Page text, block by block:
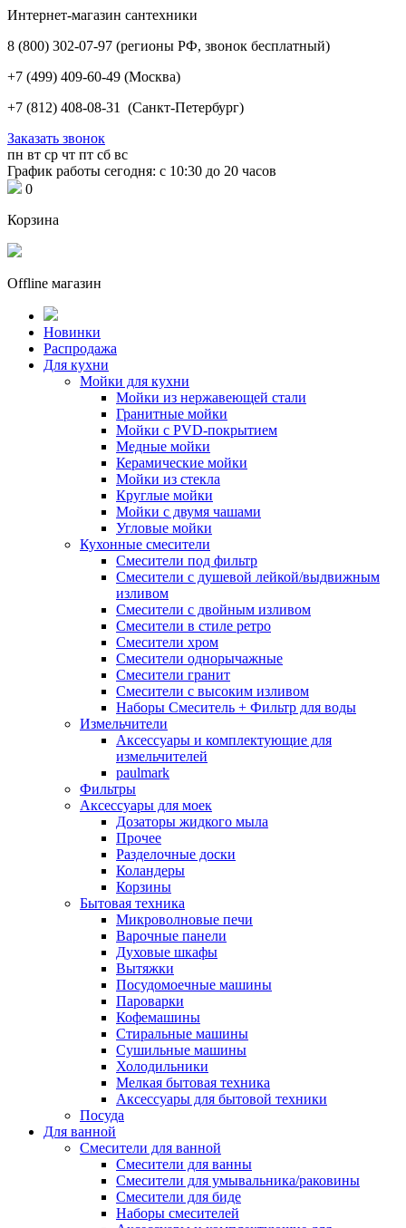
Интернет-магазин сантехники
8 (800) 302-07-97 (регионы РФ, звонок бесплатный)
+7 (499) 409-60-49 (Москва)
+7 (812) 408-08-31 (Санкт-Петербург)
Заказать звонок
пн вт ср чт пт сб вс
График работы сегодня: с 10:30 до 20 часов
0
Корзина
Offline магазин
Новинки
Распродажа
Для кухни
Мойки для кухни
Мойки из нержавеющей стали
Гранитные мойки
Мойки с PVD-покрытием
Медные мойки
Керамические мойки
Мойки из стекла
Круглые мойки
Мойки с двумя чашами
Угловые мойки
Кухонные смесители
Смесители под фильтр
Смесители с душевой лейкой/выдвижным
изливом
Смесители с двойным изливом
Смесители в стиле ретро
Смесители хром
Смесители однорычажные
Смесители гранит
Смесители с высоким изливом
Наборы Смеситель + Фильтр для воды
Измельчители
Аксессуары и комплектующие для
измельчителей
paulmark
Фильтры
Аксессуары для моек
Дозаторы жидкого мыла
Прочее
Разделочные доски
Коландеры
Корзины
Бытовая техника
Микроволновые печи
Варочные панели
Духовые шкафы
Вытяжки
Посудомоечные машины
Пароварки
Кофемашины
Стиральные машины
Сушильные машины
Холодильники
Мелкая бытовая техника
Аксессуары для бытовой техники
Посуда
Для ванной
Смесители для ванной
Смесители для ванны
Смесители для умывальника/раковины
Смесители для биде
Наборы смесителей